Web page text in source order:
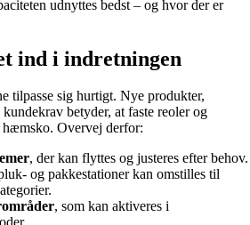
udnyttes bedst – og hvor der er
ind i indretningen
tilpasse sig hurtigt. Nye produkter,
betyder, at faste reoler og
hæmsko. Overvej derfor:
, der kan flyttes og justeres efter behov.
og pakkestationer kan omstilles til
, som kan aktiveres i